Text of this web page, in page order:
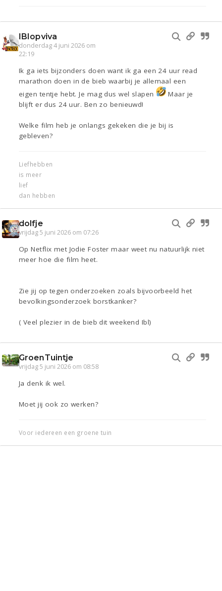
IBIopviva
donderdag 4 juni 2026 om
22:19
Ik ga iets bijzonders doen want ik ga een 24 uur read
marathon doen in de bieb waarbij je allemaal een
eigen tentje hebt. Je mag dus wel slapen
Maar je
blijft er dus 24 uur. Ben zo benieuwd!
Welke film heb je onlangs gekeken die je bij is
gebleven?
Liefhebben
is meer
lief
dan hebben
dolfje
vrijdag 5 juni 2026 om 07:26
Op Netflix met Jodie Foster maar weet nu natuurlijk niet
meer hoe die film heet.
Zie jij op tegen onderzoeken zoals bijvoorbeeld het
bevolkingsonderzoek borstkanker?
( Veel plezier in de bieb dit weekend Ibl)
GroenTuintje
vrijdag 5 juni 2026 om 08:58
Ja denk ik wel.
Moet jij ook zo werken?
Voor iedereen een groene tuin